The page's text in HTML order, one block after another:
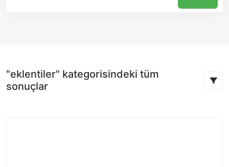
"eklentiler" kategorisindeki tüm
sonuçlar